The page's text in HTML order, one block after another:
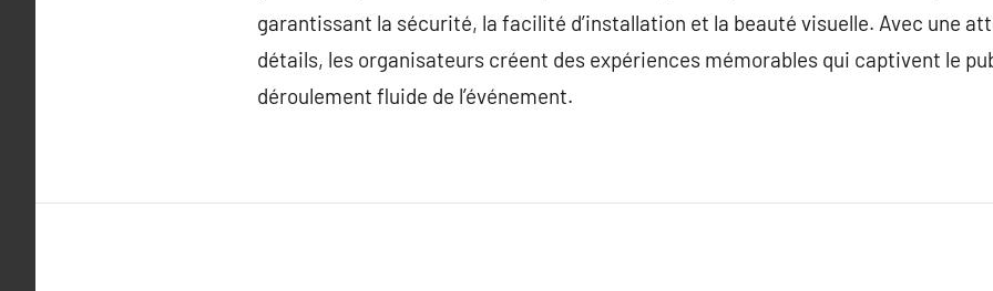
garantissant la sécurité, la facilité d’installation et la beauté visuelle. Avec une
détails, les organisateurs créent des expériences mémorables qui captivent le
déroulement fluide de l’événement.